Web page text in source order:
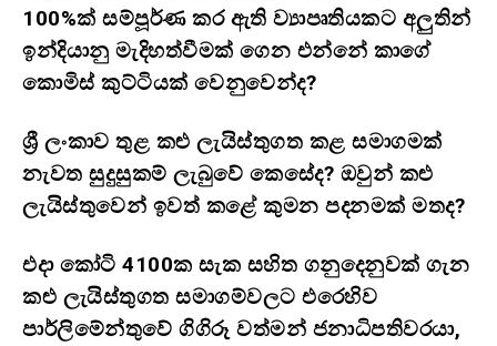
100%ක් සම්පූර්ණ කර ඇති ව්‍යාපෘතියකට අලුතින්
ඉන්දියානු මැදිහත්වීමක් ගෙන එන්නේ කාගේ
කොමිස් කුට්ටියක් වෙනුවෙන්ද?
ශ්‍රී ලංකාව තුළ කළු ලැයිස්තුගත කළ සමාගමක්
නැවත සුදුසුකම් ලැබුවේ කෙසේද? ඔවුන් කළු
ලැයිස්තුවෙන් ඉවත් කළේ කුමන පදනමක් මතද?
එදා කෝටි 4100ක සැක සහිත ගනුදෙනුවක් ගැන
කළු ලැයිස්තුගත සමාගම්වලට එරෙහිව
පාර්ලිමේන්තුවේ ගිගිරූ වත්මන් ජනාධිපතිවරයා,